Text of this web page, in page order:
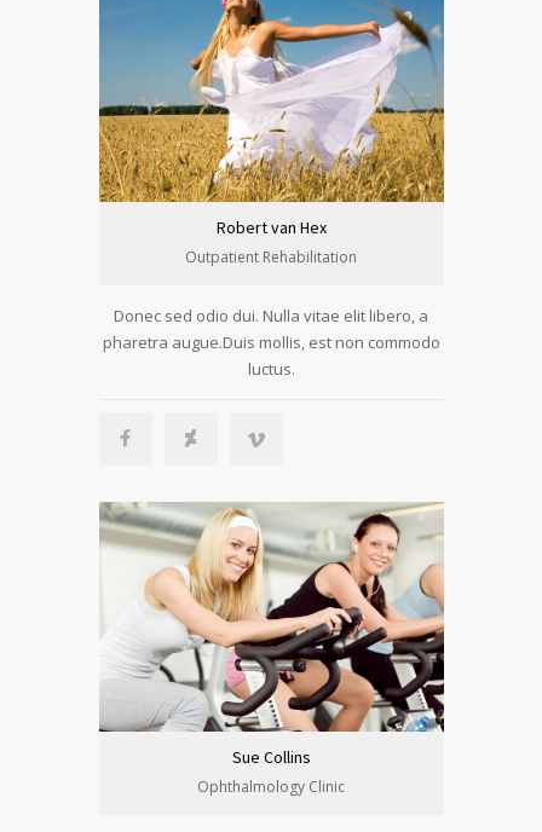
Robert van Hex
Outpatient Rehabilitation
Donec sed odio dui. Nulla vitae elit libero, a
pharetra augue.Duis mollis, est non commodo
luctus.
Sue Collins
Ophthalmology Clinic